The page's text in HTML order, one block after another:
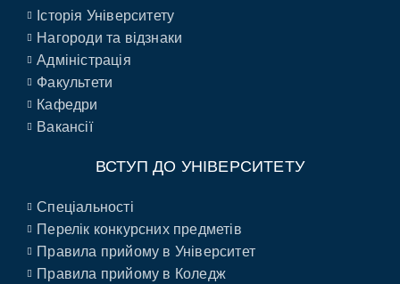
Історія Університету
Нагороди та відзнаки
Адміністрація
Факультети
Кафедри
Вакансії
ВСТУП ДО УНІВЕРСИТЕТУ
Спеціальності
Перелік конкурсних предметів
Правила прийому в Університет
Правила прийому в Коледж